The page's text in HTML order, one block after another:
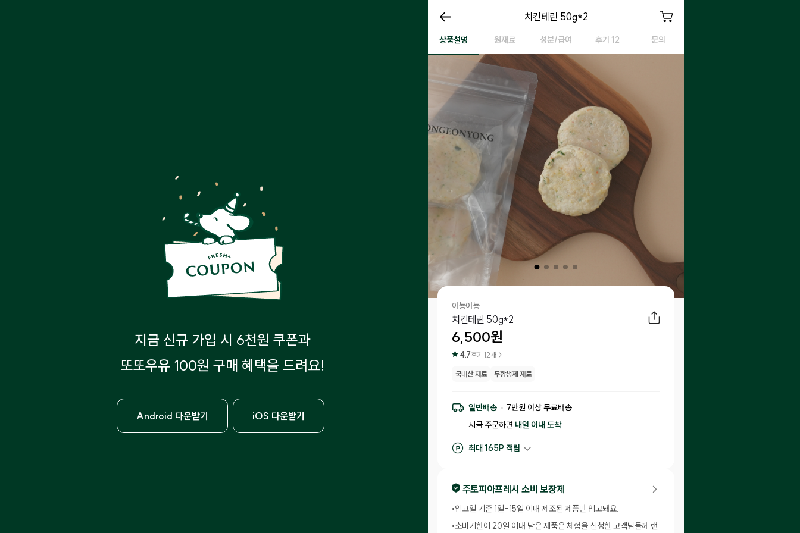
지금 신규 가입 시 6천원 쿠폰과
또또우유 100원 구매 혜택을 드려요!
Android 다운받기 iOS 다운받기
치킨테린
치킨테린 50g*2
상품설명 원재료 성분/급여 후기 12 문의
치킨테린
어뇽어뇽
치킨테린 50g*2
6,500원
4.7후기 12개 >
국내산 재료 무항생제 재료
일반배송 7만원 이상 무료배송
지금 주문하면 내일 이내 도착
최대165P 적립
주토피아프레시 소비 보장제
•입고일 기준 1일-15일 이내 제조된 제품만 입고돼요.
•소비기한이 20일 이내 남은 제품은 체험을 신청한 고객님들께 랜